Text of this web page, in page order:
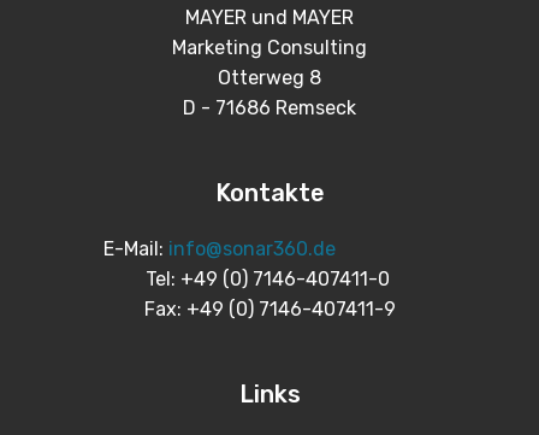
MAYER und MAYER
Marketing Consulting
Otterweg 8
D - 71686 Remseck
Kontakte
E-Mail: info@sonar360.de
Tel: +49 (0) 7146-407411-0
Fax: +49 (0) 7146-407411-9
Links